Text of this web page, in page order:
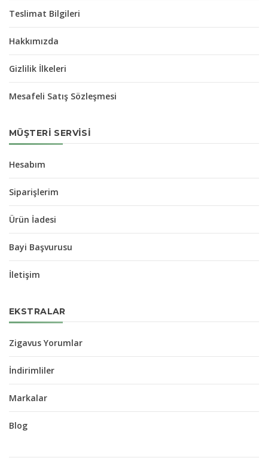
Teslimat Bilgileri
Hakkımızda
Gizlilik İlkeleri
Mesafeli Satış Sözleşmesi
MÜŞTERI SERVISI
Hesabım
Siparişlerim
Ürün İadesi
Bayi Başvurusu
İletişim
EKSTRALAR
Zigavus Yorumlar
İndirimliler
Markalar
Blog